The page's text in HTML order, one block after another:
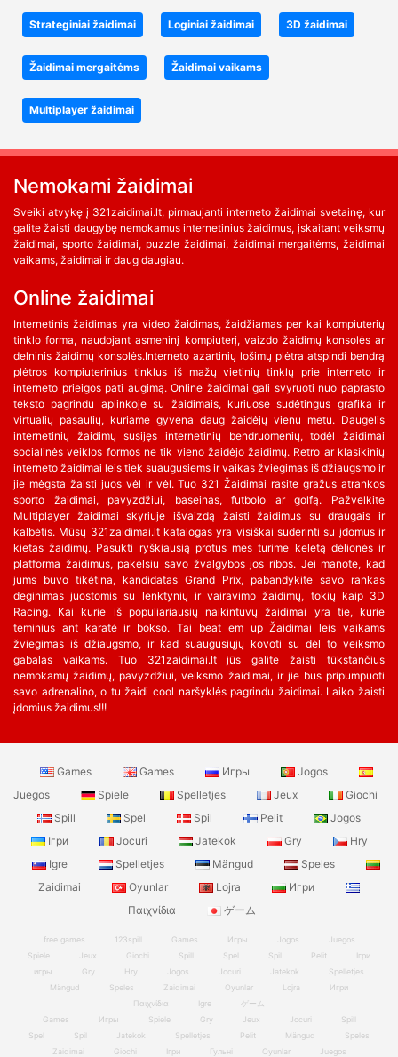
Strateginiai žaidimai Loginiai žaidimai 3D žaidimai
Žaidimai mergaitėms Žaidimai vaikams
Multiplayer žaidimai
Nemokami žaidimai
Sveiki atvykę į 321zaidimai.lt, pirmaujanti interneto žaidimai svetainę, kur
galite žaisti daugybę nemokamus internetinius žaidimus, įskaitant veiksmų
žaidimai, sporto žaidimai, puzzle žaidimai, žaidimai mergaitėms, žaidimai
vaikams, žaidimai ir daug daugiau.
Online žaidimai
Internetinis žaidimas yra video žaidimas, žaidžiamas per kai kompiuterių
tinklo forma, naudojant asmeninį kompiuterį, vaizdo žaidimų konsolės ar
delninis žaidimų konsolės.Interneto azartinių lošimų plėtra atspindi bendrą
plėtros kompiuterinius tinklus iš mažų vietinių tinklų prie interneto ir
interneto prieigos pati augimą. Online žaidimai gali svyruoti nuo paprasto
teksto pagrindu aplinkoje su žaidimais, kuriuose sudėtingus grafika ir
virtualių pasaulių, kuriame gyvena daug žaidėjų vienu metu. Daugelis
internetinių žaidimų susijęs internetinių bendruomenių, todėl žaidimai
socialinės veiklos formos ne tik vieno žaidėjo žaidimų. Retro ar klasikinių
interneto žaidimai leis tiek suaugusiems ir vaikas žviegimas iš džiaugsmo ir
jie mėgsta žaisti juos vėl ir vėl. Tuo 321 Žaidimai rasite gražus atrankos
sporto žaidimai, pavyzdžiui, baseinas, futbolo ar golfą. Pažvelkite
Multiplayer žaidimai skyriuje išvaizdą žaisti žaidimus su draugais ir
kalbėtis. Mūsų 321zaidimai.lt katalogas yra visiškai suderinti su įdomus ir
kietas žaidimų. Pasukti ryškiausią protus mes turime keletą dėlionės ir
platforma žaidimus, pakelsiu savo žvalgybos jos ribos. Jei manote, kad
jums buvo tikėtina, kandidatas Grand Prix, pabandykite savo rankas
deginimas juostomis su lenktynių ir vairavimo žaidimų, tokių kaip 3D
Racing. Kai kurie iš populiariausių naikintuvų žaidimai yra tie, kurie
teminius ant karatė ir bokso. Tai beat em up Žaidimai leis vaikams
žviegimas iš džiaugsmo, ir kad suaugusiųjų kovoti su dėl to veiksmo
gabalas vaikams. Tuo 321zaidimai.lt jūs galite žaisti tūkstančius
nemokamų žaidimų, pavyzdžiui, veiksmo žaidimai, ir jie bus pripumpuoti
savo adrenalino, o tu žaidi cool naršyklės pagrindu žaidimai. Laiko žaisti
įdomius žaidimus!!!
Games Games Игры
Jogos
Juegos
Spiele Spelletjes Jeux
Giochi
Spill
Spel Spil Pelit
Jogos
Ігри
Jocuri Jatekok Gry
Hry
Igre
Spelletjes Mängud
Speles
Zaidimai
Oyunlar Lojra
Игри
Παιχνίδια
ゲーム
free games 123spill Games Игры Jogos
Juegos
Spiele
Jeux Giochi Spill Spel Spil Pelit
Ігри
игры
Gry Hry Jogos Jocuri Jatekok
Spelletjes
Mängud
Speles Zaidimai Oyunlar Lojra
Игри
Παιχνίδια
Igre
ゲーム
Games
Игры Spiele Gry Jeux Jocuri
Spill
Spel
Spil Jatekok Spelletjes Pelit Mängud
Speles
Zaidimai
Giochi Ігри Гульні Oyunlar Juegos